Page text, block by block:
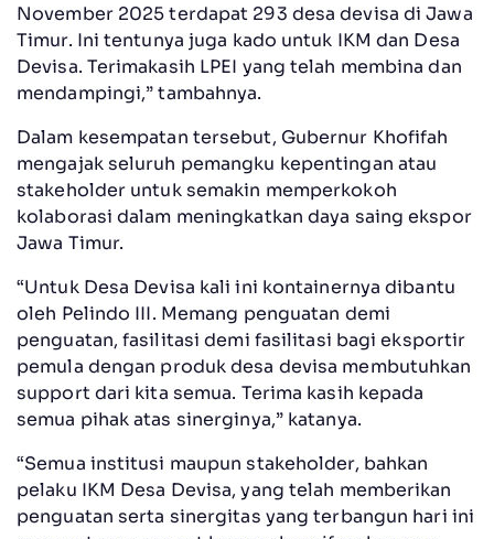
November 2025 terdapat 293 desa devisa di Jawa
Timur. Ini tentunya juga kado untuk IKM dan Desa
Devisa. Terimakasih LPEI yang telah membina dan
mendampingi,” tambahnya.
Dalam kesempatan tersebut, Gubernur Khofifah
mengajak seluruh pemangku kepentingan atau
stakeholder untuk semakin memperkokoh
kolaborasi dalam meningkatkan daya saing ekspor
Jawa Timur.
“Untuk Desa Devisa kali ini kontainernya dibantu
oleh Pelindo III. Memang penguatan demi
penguatan, fasilitasi demi fasilitasi bagi eksportir
pemula dengan produk desa devisa membutuhkan
support dari kita semua. Terima kasih kepada
semua pihak atas sinerginya,” katanya.
“Semua institusi maupun stakeholder, bahkan
pelaku IKM Desa Devisa, yang telah memberikan
penguatan serta sinergitas yang terbangun hari ini